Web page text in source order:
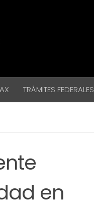
TRÁMITES FEDERALES
en